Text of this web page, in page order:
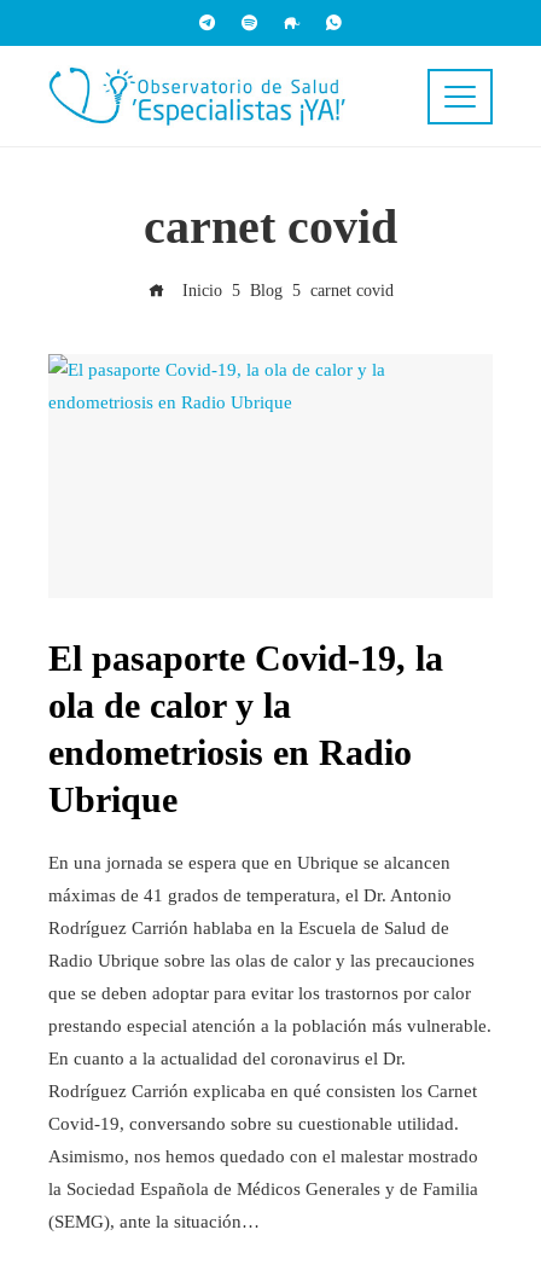
carnet covid
Inicio Blog carnet covid
El pasaporte Covid-19, la
ola de calor y la
endometriosis en Radio
Ubrique
En una jornada se espera que en Ubrique se alcancen
máximas de 41 grados de temperatura, el Dr. Antonio
Rodríguez Carrión hablaba en la Escuela de Salud de
Radio Ubrique sobre las olas de calor y las precauciones
que se deben adoptar para evitar los trastornos por calor
prestando especial atención a la población más vulnerable.
En cuanto a la actualidad del coronavirus el Dr.
Rodríguez Carrión explicaba en qué consisten los Carnet
Covid-19, conversando sobre su cuestionable utilidad.
Asimismo, nos hemos quedado con el malestar mostrado
la Sociedad Española de Médicos Generales y de Familia
(SEMG), ante la situación…